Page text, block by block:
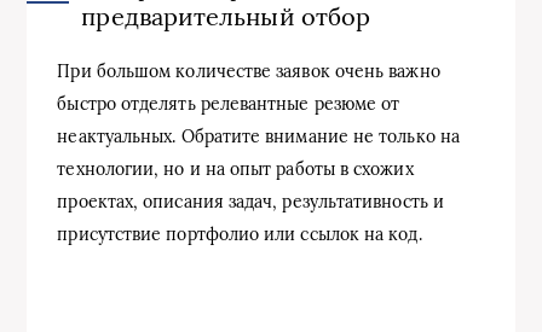
предварительный отбор
При большом количестве заявок очень важно
быстро отделять релевантные резюме от
неактуальных. Обратите внимание не только на
технологии, но и на опыт работы в схожих
проектах, описания задач, результативность и
присутствие портфолио или ссылок на код.